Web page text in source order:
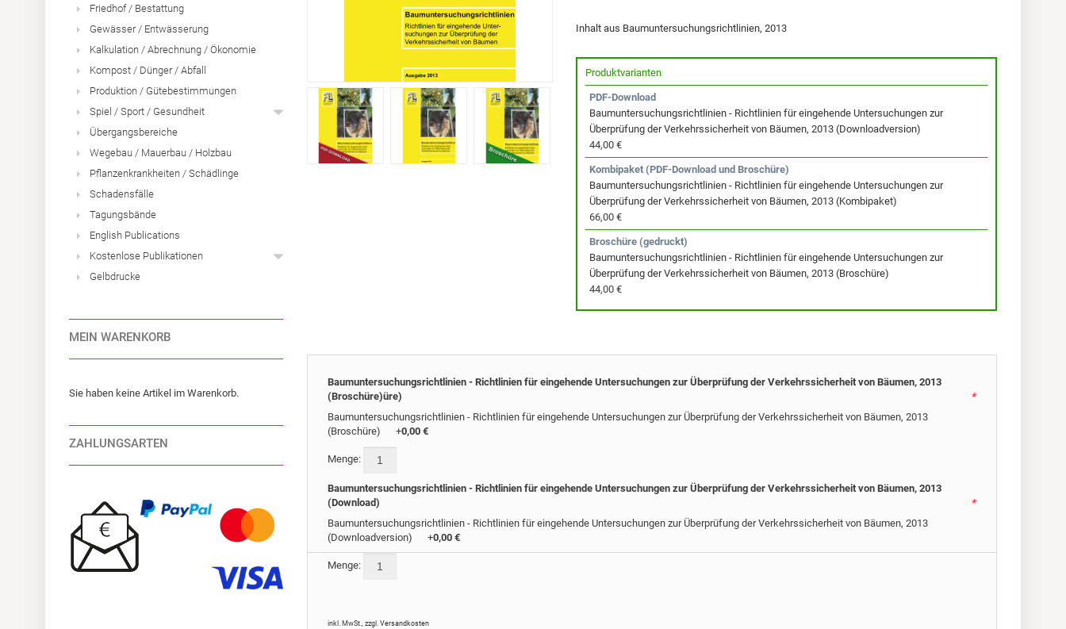
Inhalt aus Baumuntersuchungsrichtlinien, 2013
Produktvarianten
PDF-Download
Baumuntersuchungsrichtlinien - Richtlinien für eingehende Untersuchungen zur
Überprüfung der Verkehrssicherheit von Bäumen, 2013 (Downloadversion)
44,00 €
Kombipaket (PDF-Download und Broschüre)
Baumuntersuchungsrichtlinien - Richtlinien für eingehende Untersuchungen zur
Überprüfung der Verkehrssicherheit von Bäumen, 2013 (Kombipaket)
66,00 €
Broschüre (gedruckt)
Baumuntersuchungsrichtlinien - Richtlinien für eingehende Untersuchungen zur
Überprüfung der Verkehrssicherheit von Bäumen, 2013 (Broschüre)
44,00 €
Baumuntersuchungsrichtlinien - Richtlinien für eingehende Untersuchungen zur Überprüfung der Verkehrssicherheit von Bäumen, 2013
(Broschüre)üre)
*
Baumuntersuchungsrichtlinien - Richtlinien für eingehende Untersuchungen zur Überprüfung der Verkehrssicherheit von Bäumen, 2013
(Broschüre)
+0,00 €
Menge:
Baumuntersuchungsrichtlinien - Richtlinien für eingehende Untersuchungen zur Überprüfung der Verkehrssicherheit von Bäumen, 2013
(Download)
*
Baumuntersuchungsrichtlinien - Richtlinien für eingehende Untersuchungen zur Überprüfung der Verkehrssicherheit von Bäumen, 2013
(Downloadversion)
+0,00 €
Menge:
inkl. MwSt., zzgl. Versandkosten
Friedhof / Bestattung
Gewässer / Entwässerung
Kalkulation / Abrechnung / Ökonomie
Kompost / Dünger / Abfall
Produktion / Gütebestimmungen
Spiel / Sport / Gesundheit
Übergangsbereiche
Wegebau / Mauerbau / Holzbau
Pflanzenkrankheiten / Schädlinge
Schadensfälle
Tagungsbände
English Publications
Kostenlose Publikationen
Gelbdrucke
MEIN WARENKORB
Sie haben keine Artikel im Warenkorb.
ZAHLUNGSARTEN